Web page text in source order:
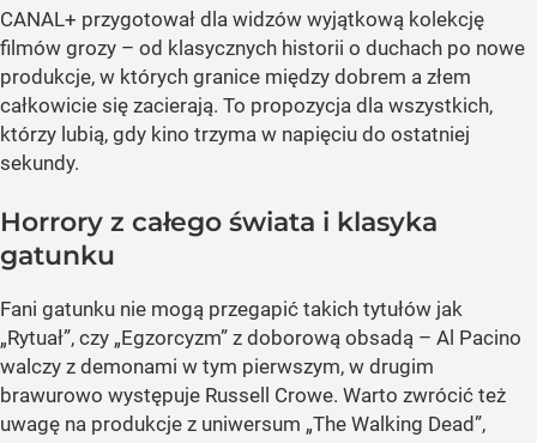
CANAL+ przygotował dla widzów wyjątkową kolekcję
filmów grozy – od klasycznych historii o duchach po nowe
produkcje, w których granice między dobrem a złem
całkowicie się zacierają. To propozycja dla wszystkich,
którzy lubią, gdy kino trzyma w napięciu do ostatniej
sekundy.
Horrory z całego świata i klasyka
gatunku
Fani gatunku nie mogą przegapić takich tytułów jak
„Rytuał”, czy „Egzorcyzm” z doborową obsadą – Al Pacino
walczy z demonami w tym pierwszym, w drugim
brawurowo występuje Russell Crowe. Warto zwrócić też
uwagę na produkcje z uniwersum „The Walking Dead”,